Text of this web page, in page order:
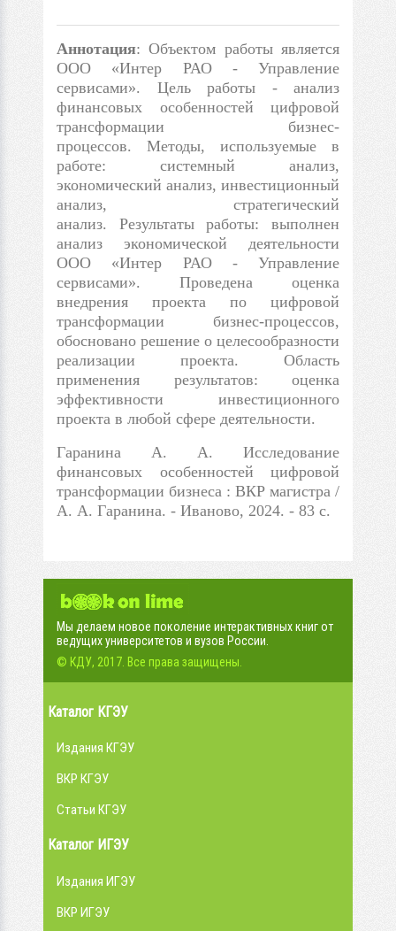
Аннотация: Объектом работы является
ООО «Интер РАО - Управление
сервисами». Цель работы - анализ
финансовых особенностей цифровой
трансформации бизнес-
процессов. Методы, используемые в
работе: системный анализ,
экономический анализ, инвестиционный
анализ, стратегический
анализ. Результаты работы: выполнен
анализ экономической деятельности
ООО «Интер РАО - Управление
сервисами». Проведена оценка
внедрения проекта по цифровой
трансформации бизнес-процессов,
обосновано решение о целесообразности
реализации проекта. Область
применения результатов: оценка
эффективности инвестиционного
проекта в любой сфере деятельности.
Гаранина А. А. Исследование
финансовых особенностей цифровой
трансформации бизнеса : ВКР магистра /
А. А. Гаранина. - Иваново, 2024. - 83 с.
Мы делаем новое поколение интерактивных книг от
ведущих университетов и вузов России.
© КДУ, 2017. Все права защищены.
Каталог КГЭУ
Издания КГЭУ
ВКР КГЭУ
Статьи КГЭУ
Каталог ИГЭУ
Издания ИГЭУ
ВКР ИГЭУ